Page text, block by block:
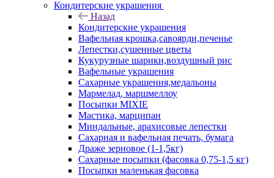
Кондитерские украшения
Назад
Кондитерские украшения
Вафельная крошка,савоярди,печенье
Лепестки,сушенные цветы
Кукурузные шарики,воздушный рис
Вафельные украшения
Сахарные украшения,медальоны
Мармелад, маршмеллоу
Посыпки MIXIE
Мастика, марципан
Миндальные, арахисовые лепестки
Сахарная и вафельная печать, бумага
Драже зерновое (1-1,5кг)
Сахарные посыпки (фасовка 0,75-1,5 кг)
Посыпки маленькая фасовка